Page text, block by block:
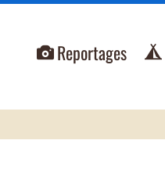
Reportages